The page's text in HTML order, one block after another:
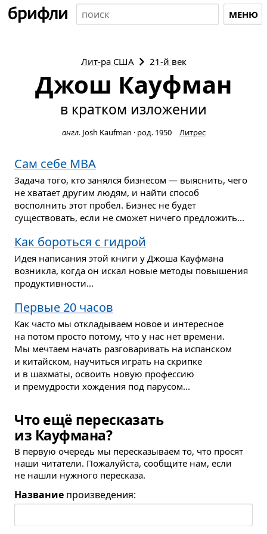
МЕНЮ
Лит-раСША 21-й век
Джош Кауфман
в кратком изложении
англ. Josh Kaufman · род. 1950 Литрес
Сам себе MBA
Задача того, кто занялся бизнесом — выяснить, чего
не хватает другим людям, и найти способ
восполнить этот пробел. Бизнес не будет
существовать, если не сможет ничего предложить...
Как бороться с гидрой
Идея написания этой книги у Джоша Кауфмана
возникла, когда он искал новые методы повышения
продуктивности...
Первые 20 часов
Как часто мы откладываем новое и интересное
на потом просто потому, что у нас нет времени.
Мы мечтаем начать разговаривать на испанском
и китайском, научиться играть на скрипке
и в шахматы, освоить новую профессию
и премудрости хождения под парусом...
Что ещё пересказать
из Кауфмана?
В первую очередь мы пересказываем то, что просят
наши читатели. Пожалуйста, сообщите нам, если
не нашли нужного пересказа.
Название произведения: